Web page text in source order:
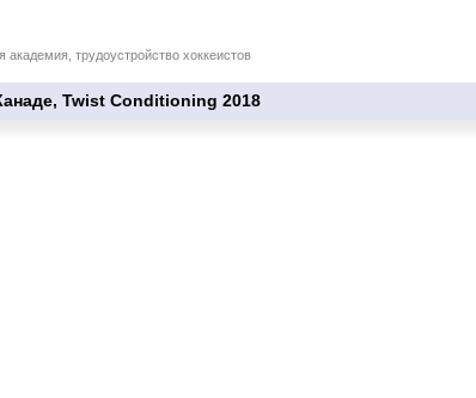
академия, трудоустройство хоккеистов
Twist Conditioning 2018